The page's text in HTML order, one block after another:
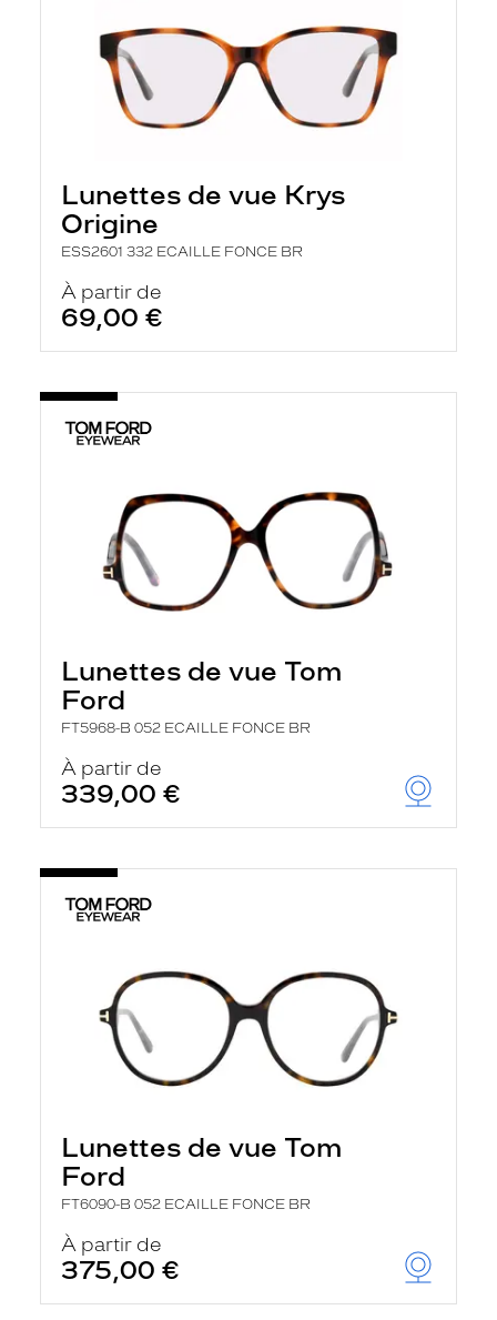
Lunettes de vue Krys
Origine
ESS2601 332 ECAILLE FONCE BR
À partir de
69,00 €
Lunettes de vue Tom
Ford
FT5968-B 052 ECAILLE FONCE BR
À partir de
339,00 €
Lunettes de vue Tom
Ford
FT6090-B 052 ECAILLE FONCE BR
À partir de
375,00 €